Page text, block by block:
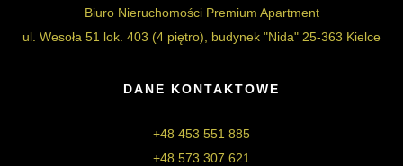
Biuro Nieruchomości Premium Apartment
ul. Wesoła 51 lok. 403 (4 piętro), budynek "Nida" 25-363 Kielce
DANE KONTAKTOWE
+48 453 551 885
+48 573 307 621